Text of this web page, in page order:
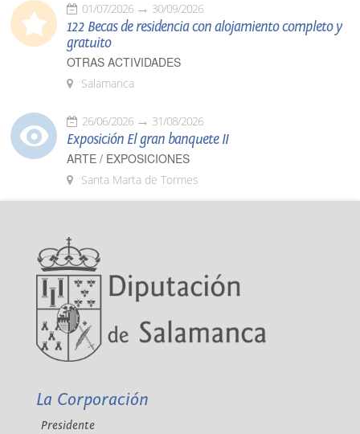
01/07/2026 30/09/2026
122 Becas de residencia con alojamiento completo y
gratuito
OTRAS ACTIVIDADES
Salamanca
26/06/2026 31/08/2026
Exposición El gran banquete II
ARTE / EXPOSICIONES
Santa Marta de Tormes
La Corporación
Presidente